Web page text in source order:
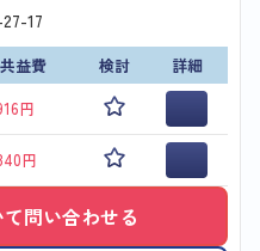
17
益費 検討
詳細
円
円
問い合わせる